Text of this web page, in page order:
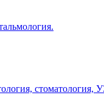
стоматология,